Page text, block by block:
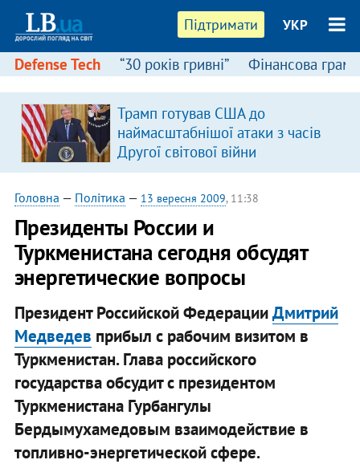
Підтримати УКР
Defense Tech “30 років гривні” Фінансова
Трамп готував США до
наймасштабнішої атаки з часів
Другої світової війни
Головна — Політика — 13 вересня 2009, 11:38
Президенты России и
Туркменистана сегодня обсудят
энергетические вопросы
Президент Российской ФедерацииДмитрий
Медведев прибыл с рабочим визитом в
Туркменистан. Глава российского
государства обсудит с президентом
Туркменистана Гурбангулы
Бердымухамедовым взаимодействие в
топливно-энергетической сфере.